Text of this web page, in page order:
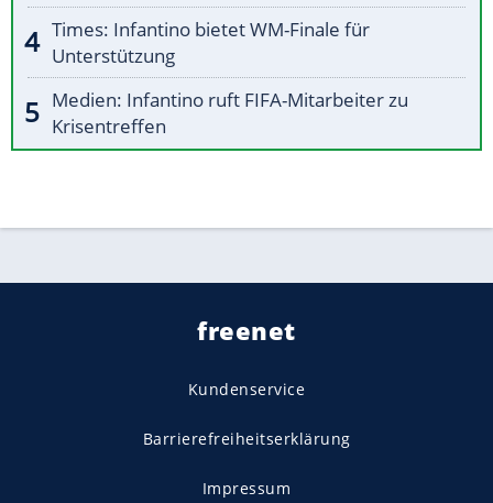
Times: Infantino bietet WM-Finale für
Unterstützung
Medien: Infantino ruft FIFA-Mitarbeiter zu
Krisentreffen
freenet
Kundenservice
Barrierefreiheitserklärung
Impressum